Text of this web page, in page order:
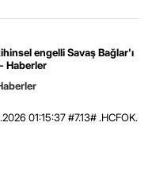
engelli Savaş Bağlar'ı
Haberler
01:15:37 #7.13# .HCFOK.